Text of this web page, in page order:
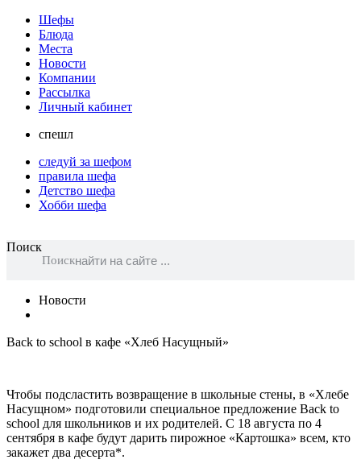
Шефы
Блюда
Места
Новости
Компании
Рассылка
Личный кабинет
спешл
следуй за шефом
правила шефа
Детство шефа
Хобби шефа
Поиск
Поиск
Новости
Back to school в кафе «Хлеб Насущный»
Чтобы подсластить возвращение в школьные стены, в «Хлебе
Насущном» подготовили специальное предложение Back to
school для школьников и их родителей. С 18 августа по 4
сентября в кафе будут дарить пирожное «Картошка» всем, кто
закажет два десерта*.